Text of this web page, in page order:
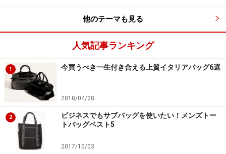
他のテーマも見る
人気記事ランキング
1 今買うべき一生付き合える上質イタリアバッグ6選
2018/04/28
2
ビジネスでもサブバッグを使いたい！メンズトー
トバッグベスト5
2017/10/03